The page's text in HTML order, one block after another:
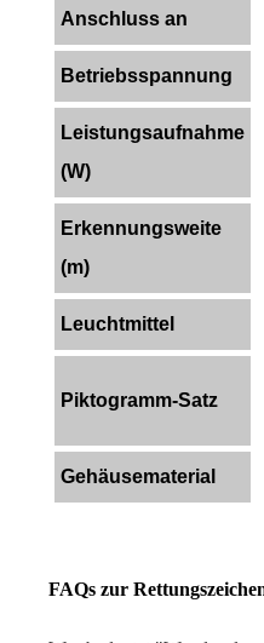
Anschluss an
Betriebsspannung
Leistungsaufnahme
(W)
Erkennungsweite
(m)
Leuchtmittel
Piktogramm-Satz
Gehäusematerial
FAQs zur